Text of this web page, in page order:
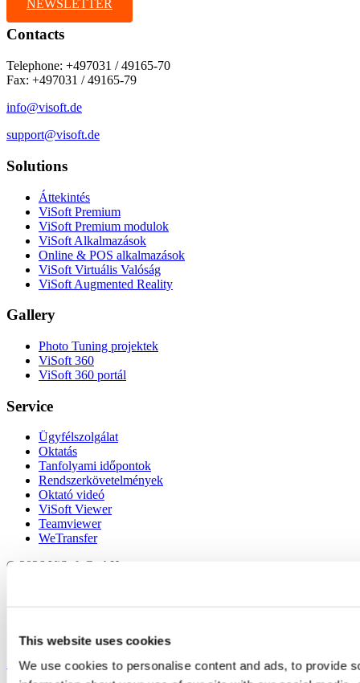
This website uses cookies
We use cookies to personalise content and ads, to provide
NEWSLETTER
Contacts
Telephone: +497031 / 49165-70
Fax: +497031 / 49165-79
info@visoft.de
support@visoft.de
Solutions
Áttekintés
ViSoft Premium
ViSoft Premium modulok
ViSoft Alkalmazások
Online & POS alkalmazások
ViSoft Virtuális Valóság
ViSoft Augmented Reality
Gallery
Photo Tuning projektek
ViSoft 360
ViSoft 360 portál
Service
Ügyfélszolgálat
Oktatás
Tanfolyami időpontok
Rendszerkövetelmények
Oktató videó
ViSoft Viewer
Teamviewer
WeTransfer
© 2026 ViSoft GmbH
Adatvédelmi irányelvek
Kapcsolat
Scroll to top